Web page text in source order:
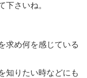
下さいね。
求め何を感じている
知りたい時などにも